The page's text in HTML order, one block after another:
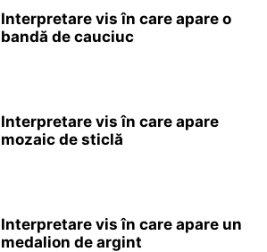
Interpretare vis în care apare o
bandă de cauciuc
Interpretare vis în care apare
mozaic de sticlă
Interpretare vis în care apare un
medalion de argint